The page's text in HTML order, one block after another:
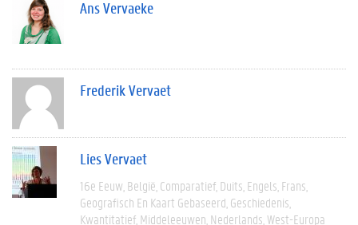
Ans Vervaeke
Frederik Vervaet
Lies Vervaet
16e Eeuw België Comparatief Duits Engels Frans
Geografisch En Kaart Gebaseerd Geschiedenis
Kwantitatief Middeleeuwen Nederlands West-Europa